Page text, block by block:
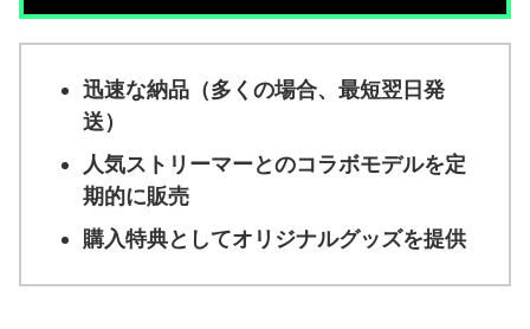
迅速な納品（多くの場合、最短翌日発
送）
人気ストリーマーとのコラボモデルを定
期的に販売
購入特典としてオリジナルグッズを提供